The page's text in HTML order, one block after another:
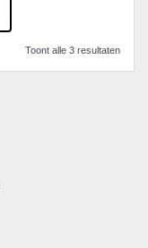
Toont alle 3 resultaten